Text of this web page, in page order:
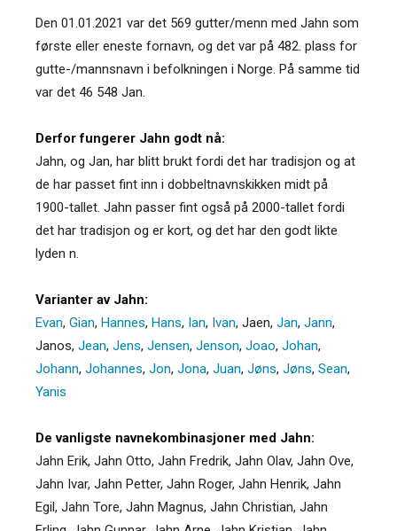
Den 01.01.2021 var det 569 gutter/menn med Jahn som
første eller eneste fornavn, og det var på 482. plass for
gutte-/mannsnavn i befolkningen i Norge. På samme tid
var det 46 548 Jan.
Derfor fungerer Jahn godt nå:
Jahn, og Jan, har blitt brukt fordi det har tradisjon og at
de har passet fint inn i dobbeltnavnskikken midt på
1900-tallet. Jahn passer fint også på 2000-tallet fordi
det har tradisjon og er kort, og det har den godt likte
lyden n.
Varianter av Jahn:
Evan, Gian, Hannes, Hans, Ian, Ivan, Jaen, Jan, Jann,
Janos, Jean, Jens, Jensen, Jenson, Joao, Johan,
Johann, Johannes, Jon, Jona, Juan, Jøns, Jøns, Sean,
Yanis
De vanligste navnekombinasjoner med Jahn:
Jahn Erik, Jahn Otto, Jahn Fredrik, Jahn Olav, Jahn Ove,
Jahn Ivar, Jahn Petter, Jahn Roger, Jahn Henrik, Jahn
Egil, Jahn Tore, Jahn Magnus, Jahn Christian, Jahn